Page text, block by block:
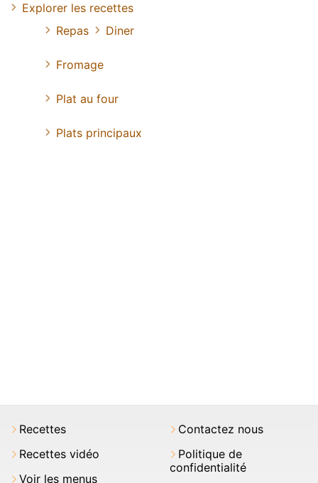
Explorer les recettes
Repas
Diner
Fromage
Plat au four
Plats principaux
Recettes
Recettes vidéo
Voir les menus
Contactez nous
Politique de
confidentialité